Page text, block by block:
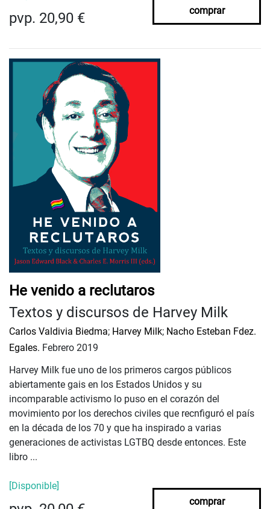
pvp. 20,90 € comprar
He venido a reclutaros
Textos y discursos de Harvey Milk
Carlos Valdivia Biedma; Harvey Milk; Nacho Esteban Fdez.
Egales. Febrero 2019
Harvey Milk fue uno de los primeros cargos públicos
abiertamente gais en los Estados Unidos y su
incomparable activismo lo puso en el corazón del
movimiento por los derechos civiles que recnfiguró el país
en la década de los 70 y que ha inspirado a varias
generaciones de activistas LGTBQ desde entonces. Este
libro ...
[Disponible]
comprar